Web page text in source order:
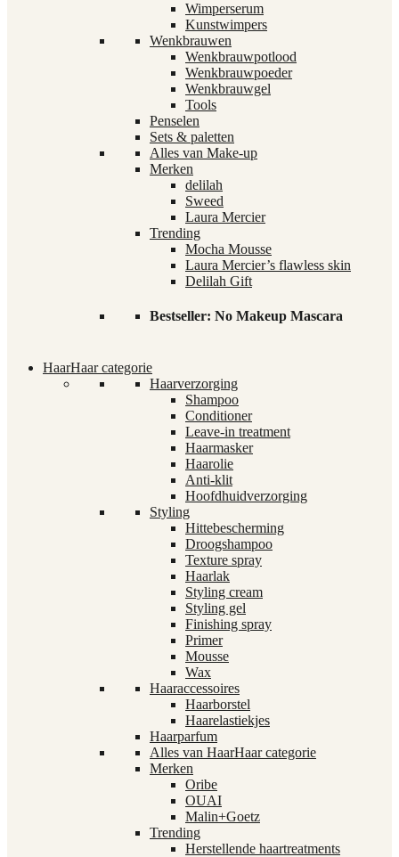
Wimperserum
Kunstwimpers
Wenkbrauwen
Wenkbrauwpotlood
Wenkbrauwpoeder
Wenkbrauwgel
Tools
Penselen
Sets & paletten
Alles van Make-up
Merken
delilah
Sweed
Laura Mercier
Trending
Mocha Mousse
Laura Mercier’s flawless skin
Delilah Gift
Bestseller: No Makeup Mascara
HaarHaar categorie
Haarverzorging
Shampoo
Conditioner
Leave-in treatment
Haarmasker
Haarolie
Anti-klit
Hoofdhuidverzorging
Styling
Hittebescherming
Droogshampoo
Texture spray
Haarlak
Styling cream
Styling gel
Finishing spray
Primer
Mousse
Wax
Haaraccessoires
Haarborstel
Haarelastiekjes
Haarparfum
Alles van HaarHaar categorie
Merken
Oribe
OUAI
Malin+Goetz
Trending
Herstellende haartreatments